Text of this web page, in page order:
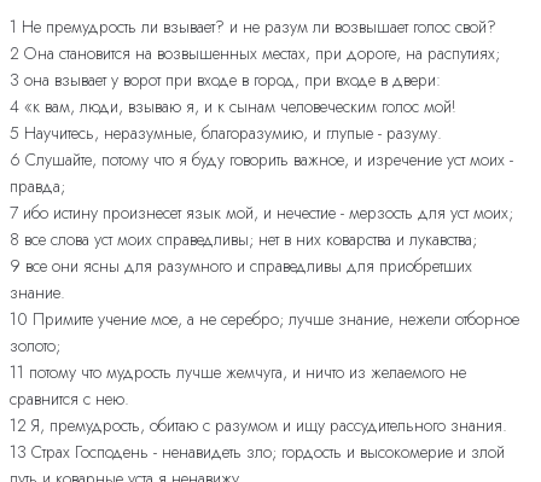
1 Не премудрость ли взывает? и не разум ли возвышает голос свой?
2 Она становится на возвышенных местах, при дороге, на распутиях;
3 она взывает у ворот при входе в город, при входе в двери:
4 «к вам, люди, взываю я, и к сынам человеческим голос мой!
5 Научитесь, неразумные, благоразумию, и глупые - разуму.
6 Слушайте, потому что я буду говорить важное, и изречение уст моих -
правда;
7 ибо истину произнесет язык мой, и нечестие - мерзость для уст моих;
8 все слова уст моих справедливы; нет в них коварства и лукавства;
9 все они ясны для разумного и справедливы для приобретших
знание.
10 Примите учение мое, а не серебро; лучше знание, нежели отборное
золото;
11 потому что мудрость лучше жемчуга, и ничто из желаемого не
сравнится с нею.
12 Я, премудрость, обитаю с разумом и ищу рассудительного знания.
13 Страх Господень - ненавидеть зло; гордость и высокомерие и злой